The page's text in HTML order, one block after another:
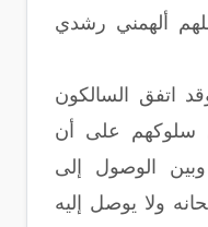
ألهمني رشدي
اتفق السالكون
سلوكهم على أن
الوصول إلى
ولا يوصل إليه